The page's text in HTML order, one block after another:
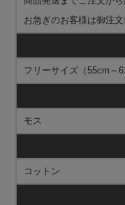
お急ぎのお客様は御注
フリーサイズ（55cm～
モス
コットン